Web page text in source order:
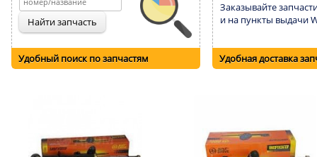
Удобный поиск по запчастям
Заказывайте
и на пункты выдачи
Удобная доставка